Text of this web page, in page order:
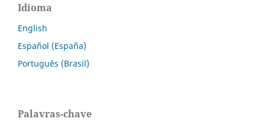
Idioma
English
Español (España)
Português (Brasil)
Palavras-chave